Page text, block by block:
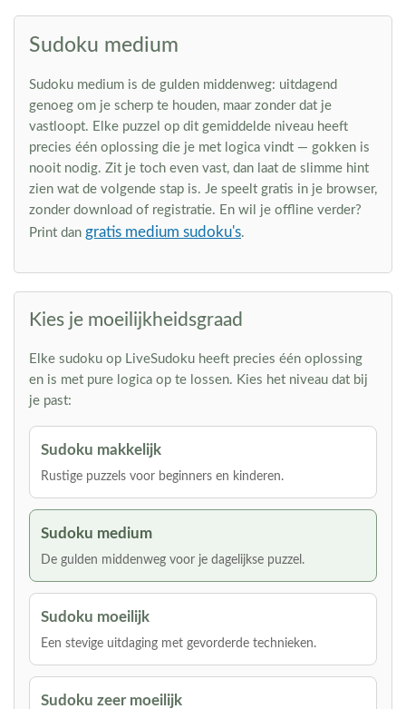
Sudoku medium
Sudoku medium is de gulden middenweg: uitdagend
genoeg om je scherp te houden, maar zonder dat je
vastloopt. Elke puzzel op dit gemiddelde niveau heeft
precies één oplossing die je met logica vindt — gokken is
nooit nodig. Zit je toch even vast, dan laat de slimme hint
zien wat de volgende stap is. Je speelt gratis in je browser,
zonder download of registratie. En wil je offline verder?
Print dan gratis medium sudoku's.
Kies je moeilijkheidsgraad
Elke sudoku op LiveSudoku heeft precies één oplossing
en is met pure logica op te lossen. Kies het niveau dat bij
je past:
Sudoku makkelijk
Rustige puzzels voor beginners en kinderen.
Sudoku medium
De gulden middenweg voor je dagelijkse puzzel.
Sudoku moeilijk
Een stevige uitdaging met gevorderde technieken.
Sudoku zeer moeilijk